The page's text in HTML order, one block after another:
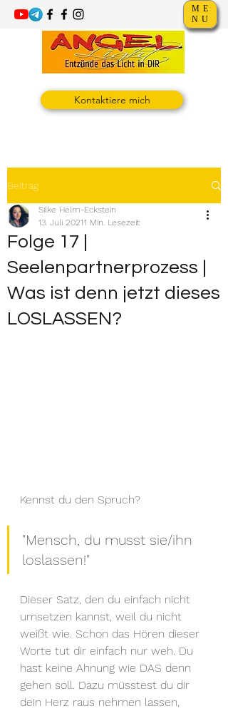
ME
NU
Kontaktiere mich
Beitrag
Folge 17 |
Seelenpartnerprozess |
Was ist denn jetzt dieses
LOSLASSEN?
Silke Helm-Eckstein
13. Juli 20211 Min. Lesezeit
Kennst du den Spruch?
"Mensch, du musst sie/ihn
loslassen!"
Dieser Satz, den du einfach nicht
umsetzen kannst, weil du nicht
weißt wie. Schon das Hören dieser
Worte tut dir einfach nur weh. Du
hast keine Ahnung wie DAS denn
gehen soll. Dazu müsstest du dir
dein Herz raus nehmen lassen,